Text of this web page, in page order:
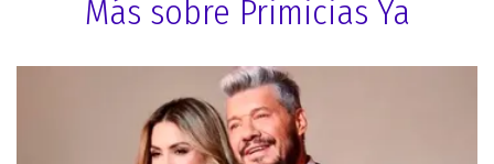
Más sobre Primicias Ya